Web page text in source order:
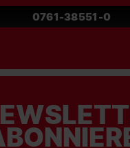
0761-38551-0